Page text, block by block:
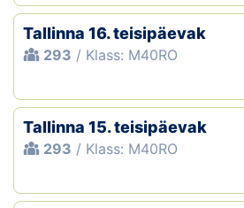
Tallinna 16. teisipäevak
293 / Klass: M40RO
Tallinna 15. teisipäevak
293 / Klass: M40RO